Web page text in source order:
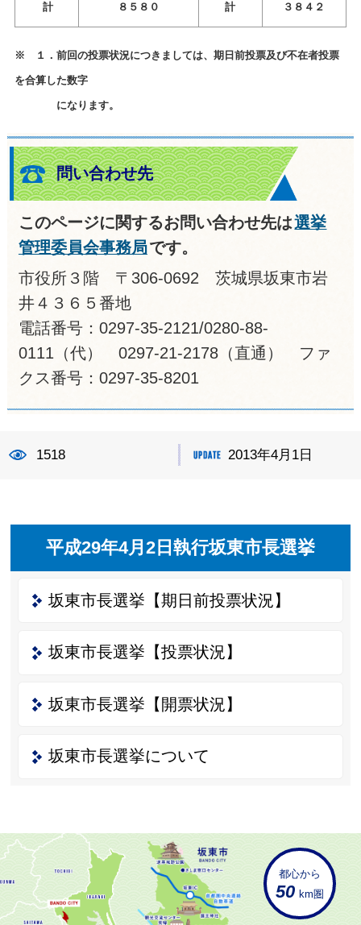
計 ８５８０ 計 ３８４２
※ １．前回の投票状況につきましては、期日前投票及び不在者投票
を合算した数字
になります。
問い合わせ先
このページに関するお問い合わせ先は選挙
管理委員会事務局です。
市役所３階 〒306-0692 茨城県坂東市岩
井４３６５番地
電話番号：0297-35-2121/0280-88-
0111（代） 0297-21-2178（直通） ファ
クス番号：0297-35-8201
1518 2013年4月1日
平成29年4月2日執行坂東市長選挙
坂東市長選挙【期日前投票状況】
坂東市長選挙【投票状況】
坂東市長選挙【開票状況】
坂東市長選挙について
都心から
50 km圏